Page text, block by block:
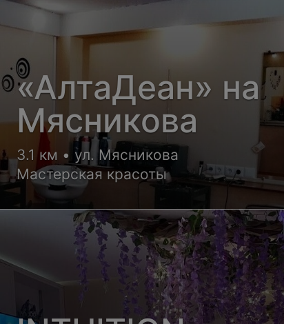
«АлтаДеан» на
Мясникова
3.1 км • ул. Мясникова
Мастерская красоты